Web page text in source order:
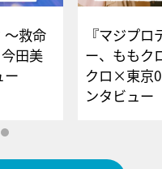
～救命
田美
ュー
『マジプロ
ー、ももク
クロ×東京
ンタビュー